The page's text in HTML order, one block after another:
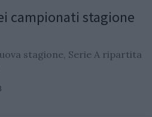
campionati stagione
stagione, Serie A ripartita